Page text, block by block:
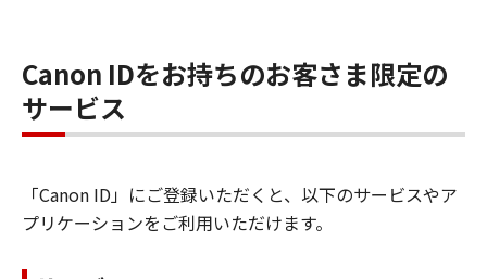
Canon IDをお持ちのお客さま限定の
サービス
「Canon ID」にご登録いただくと、以下のサービスやア
プリケーションをご利用いただけます。